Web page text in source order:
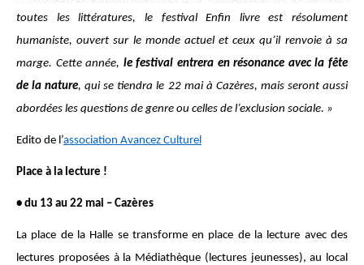
toutes les littératures, le festival Enfin livre est résolument
humaniste, ouvert sur le monde actuel et ceux qu’il renvoie à sa
marge. Cette année, le festival entrera en résonance avec la fête
de la nature, qui se tiendra le 22 mai à Cazères, mais seront aussi
abordées les questions de genre ou celles de l’exclusion sociale. »
Edito de l’association Avancez Culturel
Place à la lecture !
• du 13 au 22 mai – Cazères
La place de la Halle se transforme en place de la lecture avec des
lectures proposées à la Médiathèque (lectures jeunesses), au local